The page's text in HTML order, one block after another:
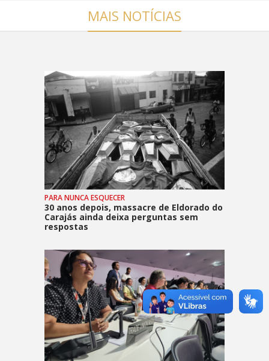
MAIS NOTÍCIAS
PARA NUNCA ESQUECER
30 anos depois, massacre de Eldorado do
Carajás ainda deixa perguntas sem
respostas